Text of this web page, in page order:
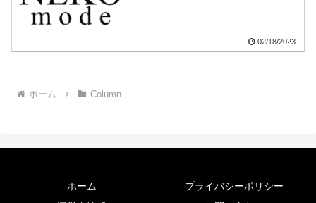
02/18/2023
ホーム Column
ホーム
プライバシーポリシー